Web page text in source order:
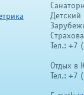
Детский
Тел.: +7
Отдых в
Тел.: +7